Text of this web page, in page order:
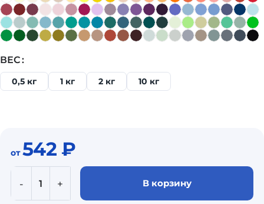
ВЕС
0,5 кг 1 кг 2 кг 10 кг
от542 ₽
В корзину